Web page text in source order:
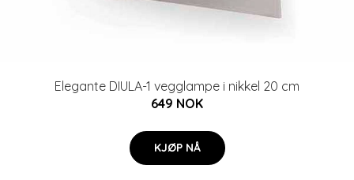
Elegante DIULA-1 vegglampe i nikkel 20 cm
649 NOK
KJØP NÅ